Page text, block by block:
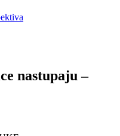
nastupaju –